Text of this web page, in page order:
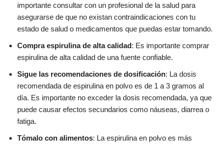
importante consultar con un profesional de la salud para
asegurarse de que no existan contraindicaciones con tu
estado de salud o medicamentos que puedas estar tomando.
Compra espirulina de alta calidad: Es importante comprar
espirulina de alta calidad de una fuente confiable.
Sigue las recomendaciones de dosificación: La dosis
recomendada de espirulina en polvo es de 1 a 3 gramos al
día. Es importante no exceder la dosis recomendada, ya que
puede causar efectos secundarios como náuseas, diarrea o
fatiga.
Tómalo con alimentos: La espirulina en polvo es más